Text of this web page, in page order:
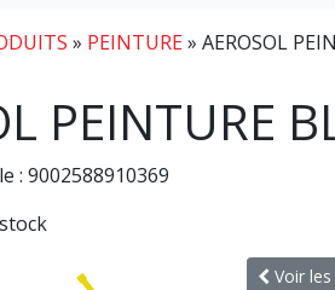
» PEINTURE» AEROSOL
PEINTURE
: 9002588910369
Voir